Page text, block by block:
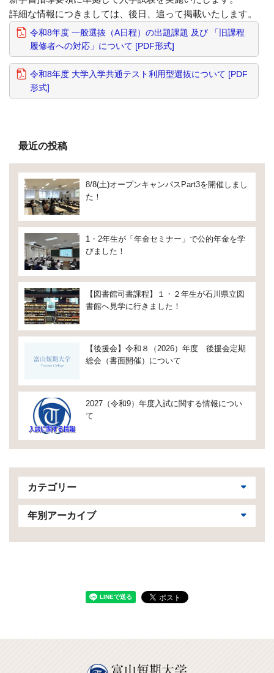
詳細な情報につきましては、後日、追って掲載いたします。
令和8年度 一般選抜（A日程）の出題課題 及び 「旧課程
履修者への対応」について [PDF形式]
令和8年度 大学入学共通テスト利用型選抜について [PDF
形式]
最近の投稿
8/8(土)オープンキャンパスPart3を開催しまし
た！
1・2年生が「年金セミナー」で公的年金を学
びました！
【図書館司書課程】１・２年生が石川県立図
書館へ見学に行きました！
【後援会】令和８（2026）年度 後援会定期
総会（書面開催）について
2027（令和9）年度入試に関する情報につい
て
カテゴリー
年別アーカイブ